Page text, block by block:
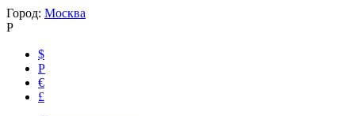
Город: Москва
Р
$
Р
€
£